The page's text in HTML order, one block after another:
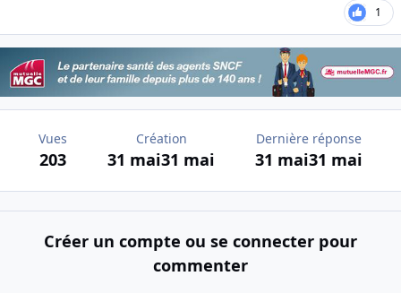
1
Vues
203
Création
31 mai31 mai
Dernière réponse
31 mai31 mai
Créer un compte ou se connecter pour
commenter